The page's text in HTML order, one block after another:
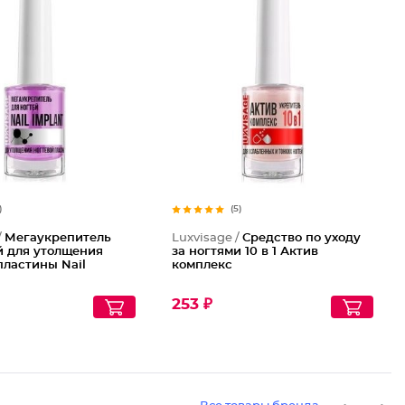
Мегаукрепитель
для утолщения
Nail
(5)
Luxvisage /Средство по уходу
за ногтями 10 в 1 Актив
комплекс
253 ₽